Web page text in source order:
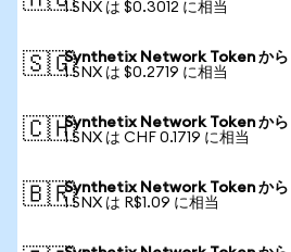
1 SNX は $0.3012 に相当
🇸🇬Synthetix Network Token から
1 SNX は $0.2719 に相当
🇨🇭Synthetix Network Token から
1 SNX は CHF 0.1719 に相当
🇧🇷Synthetix Network Token から
1 SNX は R$1.09 に相当